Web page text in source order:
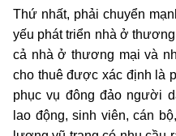
Thứ nhất, phải chuyển
yếu phát triển nhà ở
cả nhà ở thương mại và
cho thuê được xác định là
phục vụ đông đảo người
lao động, sinh viên, cán